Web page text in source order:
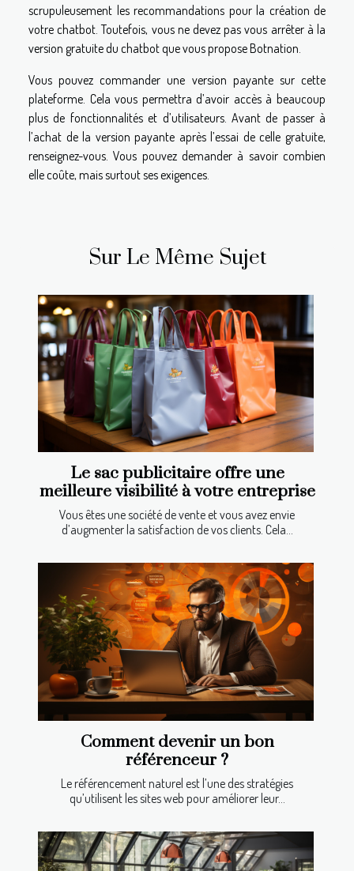
scrupuleusement les recommandations pour la création de
votre chatbot. Toutefois, vous ne devez pas vous arrêter à la
version gratuite du chatbot que vous propose Botnation.
Vous pouvez commander une version payante sur cette
plateforme. Cela vous permettra d’avoir accès à beaucoup
plus de fonctionnalités et d’utilisateurs. Avant de passer à
l’achat de la version payante après l’essai de celle gratuite,
renseignez-vous. Vous pouvez demander à savoir combien
elle coûte, mais surtout ses exigences.
Sur Le Même Sujet
Le sac publicitaire offre une
meilleure visibilité à votre entreprise
Vous êtes une société de vente et vous avez envie
d’augmenter la satisfaction de vos clients. Cela...
Comment devenir un bon
référenceur ?
Le référencement naturel est l’une des stratégies
qu’utilisent les sites web pour améliorer leur...